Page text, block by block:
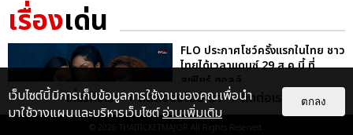
เรื่องเด่น
FLO ประกาศโชว์ครั้งแรกในไทย ชาว
ไทยได้เวลาแดนซ์ 29 ส.ค.นี้ ที่
สเฟียร์ ฮอลล์
บันเทิง
เกี่ยวกับเรา ติดต่อลงโฆษณา ติดต่อเรา
© 2026 THAITICKETMAJOR All Rights Reserved.
เว็บไซต์นี้มีการเก็บข้อมูลการใช้งานของคุณเพื่อนำ
มาใช้วางแผนและบริหารเว็บไซต์อ่านเพิ่มเติม
ตกลง